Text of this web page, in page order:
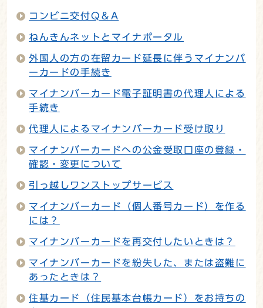
コンビニ交付Q＆A
ねんきんネットとマイナポータル
外国人の方の在留カード延長に伴うマイナンバ
ーカードの手続き
マイナンバーカード電子証明書の代理人による
手続き
代理人によるマイナンバーカード受け取り
マイナンバーカードへの公金受取口座の登録・
確認・変更について
引っ越しワンストップサービス
マイナンバーカード（個人番号カード）を作る
には？
マイナンバーカードを再交付したいときは？
マイナンバーカードを紛失した、または盗難に
あったときは？
住基カード（住民基本台帳カード）をお持ちの